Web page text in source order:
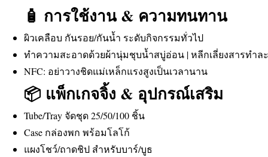
🧴 การใช้งาน & ความทนทาน
ผิวเคลือบ กันรอย/กันน้ำ ระดับกิจกรรมทั่วไป
ทำความสะอาดด้วยผ้านุ่มชุบน้ำสบู่อ่อน | หลีกเลี่ยงสารทำล
NFC: อย่าวางชิดแม่เหล็กแรงสูงเป็นเวลานาน
📦 แพ็กเกจจิ้ง & อุปกรณ์เสริม
Tube/Tray จัดชุด 25/50/100 ชิ้น
Case กล่องพก พร้อมโลโก้
แผงโชว์/ถาดชิป สำหรับบาร์/บูธ